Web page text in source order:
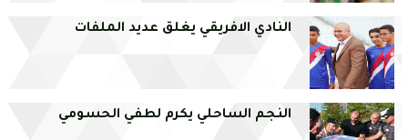
النادي الافريقي يغلق عديد الملفات
النجم الساحلي يكرم لطفي الحسومي